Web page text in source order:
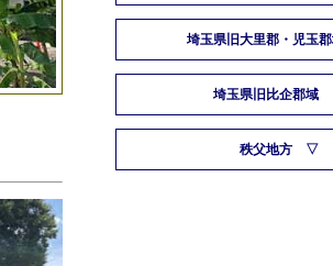
埼玉県旧大里郡・児玉
埼玉県旧比企郡域
秩父地方